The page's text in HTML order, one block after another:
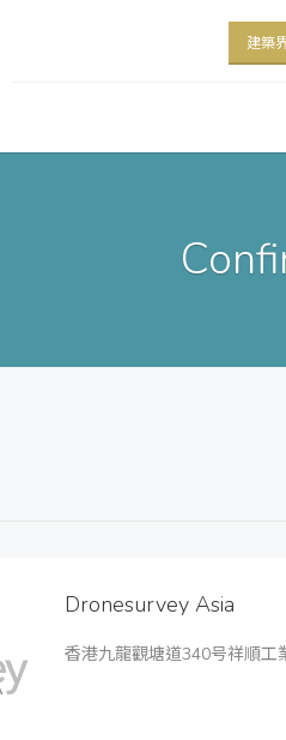
建築
Dronesurvey Asia
香港九龍觀塘道340号祥順工